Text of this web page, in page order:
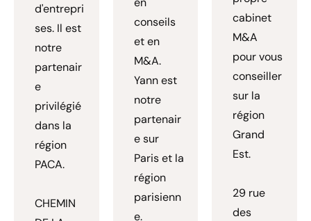
d'entrepri
ses. Il est
notre
partenair
e
privilégié
dans la
région
PACA.
CHEMIN
conseils
et en
M&A.
Yann est
notre
partenair
e sur
Paris et la
région
parisienn
e.
cabinet
M&A
pour vous
conseiller
sur la
région
Grand
Est.
29 rue
des